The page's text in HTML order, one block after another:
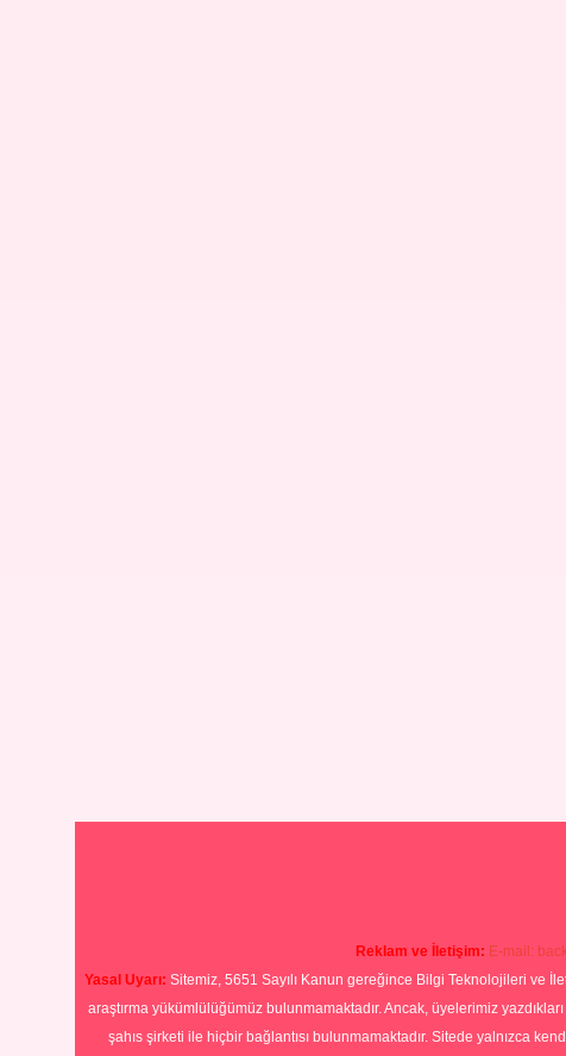
Reklam ve İletişim: E-mail:
Yasal Uyarı: Sitemiz, 5651 Sayılı Kanun gereğince Bilgi Teknolojileri ve
araştırma yükümlülüğümüz bulunmamaktadır. Ancak, üyelerimiz
şahıs şirketi ile hiçbir bağlantısı bulunmamaktadır. Sitede yalnızca